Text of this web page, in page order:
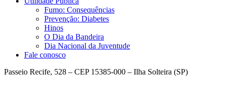
Fumo: Consequências
Prevenção: Diabetes
Hinos
O Dia da Bandeira
Dia Nacional da Juventude
Fale conosco
Passeio Recife, 528 – CEP 15385-000 – Ilha Solteira (SP)